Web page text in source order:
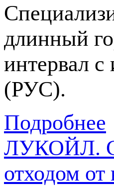
длинный
интервал
(РУС).
Подробнее
ЛУКОЙЛ.
отходом от